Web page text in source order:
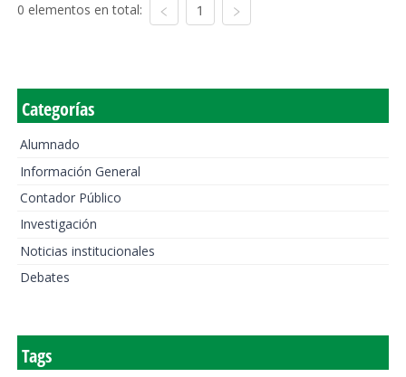
0 elementos en total: 1
Categorías
Alumnado
Información General
Contador Público
Investigación
Noticias institucionales
Debates
Tags